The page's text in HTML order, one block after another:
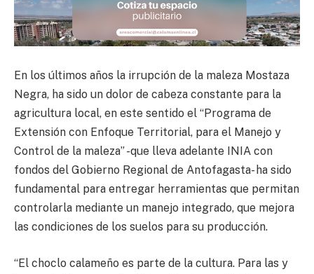
En los últimos años la irrupción de la maleza Mostaza
Negra, ha sido un dolor de cabeza constante para la
agricultura local, en este sentido el “Programa de
Extensión con Enfoque Territorial, para el Manejo y
Control de la maleza” -que lleva adelante INIA con
fondos del Gobierno Regional de Antofagasta- ha sido
fundamental para entregar herramientas que permitan
controlarla mediante un manejo integrado, que mejora
las condiciones de los suelos para su producción.
“El choclo calameño es parte de la cultura. Para las y